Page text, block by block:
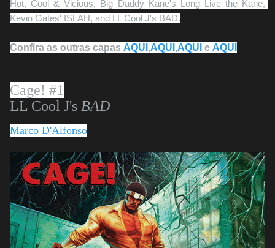
Hot, Cool & Vicious, Big Daddy Kane's Long Live the Kane,
Kevin Gates' ISLAH, and LL Cool J's BAD.
Confira as outras capas AQUI ,AQUI ,AQUI e AQUI
Cage! #1
LL Cool J's BAD
Marco D'Alfonso